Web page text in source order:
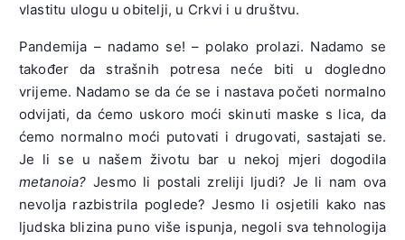
vlastitu ulogu u obitelji, u Crkvi i u društvu.
Pandemija – nadamo se! – polako prolazi. Nadamo se
također da strašnih potresa neće biti u dogledno
vrijeme. Nadamo se da će se i nastava početi normalno
odvijati, da ćemo uskoro moći skinuti maske s lica, da
ćemo normalno moći putovati i drugovati, sastajati se.
Je li se u našem životu bar u nekoj mjeri dogodila
metanoia? Jesmo li postali zreliji ljudi? Je li nam ova
nevolja razbistrila poglede? Jesmo li osjetili kako nas
ljudska blizina puno više ispunja, negoli sva tehnologija